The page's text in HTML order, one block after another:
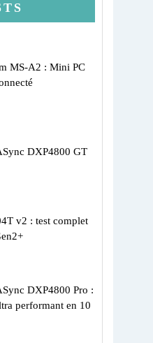
MS-A2 : Mini PC
DXP4800 GT
v2 : test complet
DXP4800 Pro :
performant en 10